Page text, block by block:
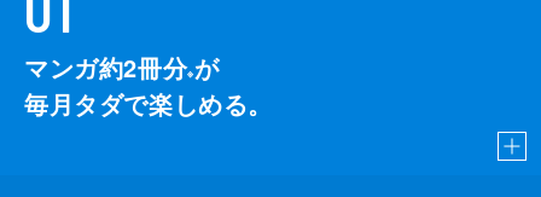
マンガ約2冊分※が
毎月タダで楽しめる。